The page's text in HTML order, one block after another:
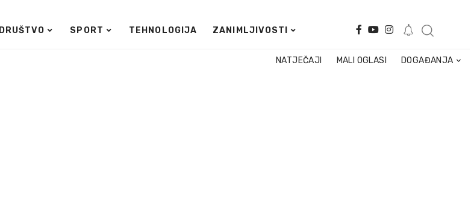
DRUŠTVO SPORT TEHNOLOGIJA ZANIMLJIVOSTI
NATJEČAJI MALI OGLASI DOGAĐANJA